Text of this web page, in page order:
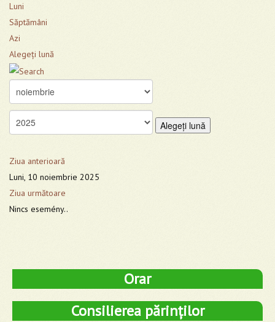
Luni
Săptămâni
Azi
Alegeţi lună
Alegeţi lună
Ziua anterioară
Luni, 10 noiembrie 2025
Ziua următoare
Nincs esemény..
Orar
Consilierea părinților